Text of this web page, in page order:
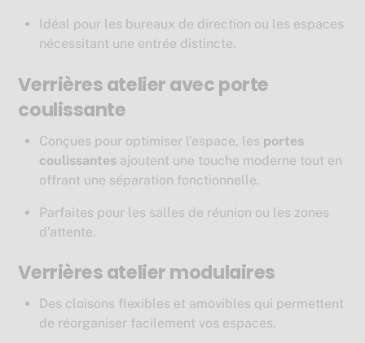
Idéal pour les bureaux de direction ou les espaces
nécessitant une entrée distincte.
Verrières atelier avec porte
coulissante
Conçues pour optimiser l’espace, les portes
coulissantes ajoutent une touche moderne tout en
offrant une séparation fonctionnelle.
Parfaites pour les salles de réunion ou les zones
d’attente.
Verrières atelier modulaires
Des cloisons flexibles et amovibles qui permettent
de réorganiser facilement vos espaces.